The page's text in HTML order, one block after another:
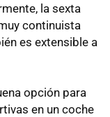
la sexta
continuista
es extensible a
opción para
en un coche